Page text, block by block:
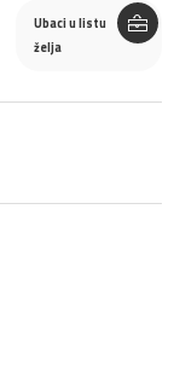
Ubaci u listu
želja